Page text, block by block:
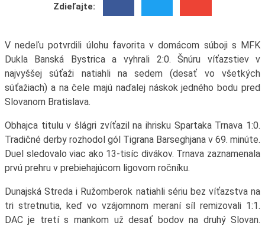
Zdieľajte:
V nedeľu potvrdili úlohu favorita v domácom súboji s MFK
Dukla Banská Bystrica a vyhrali 2:0. Šnúru víťazstiev v
najvyššej súťaži natiahli na sedem (desať vo všetkých
súťažiach) a na čele majú naďalej náskok jedného bodu pred
Slovanom Bratislava.
Obhajca titulu v šlágri zvíťazil na ihrisku Spartaka Trnava 1:0.
Tradičné derby rozhodol gól Tigrana Barseghjana v 69. minúte.
Duel sledovalo viac ako 13-tisíc divákov. Trnava zaznamenala
prvú prehru v prebiehajúcom ligovom ročníku.
Dunajská Streda i Ružomberok natiahli sériu bez víťazstva na
tri stretnutia, keď vo vzájomnom meraní síl remizovali 1:1.
DAC je tretí s mankom už desať bodov na druhý Slovan.